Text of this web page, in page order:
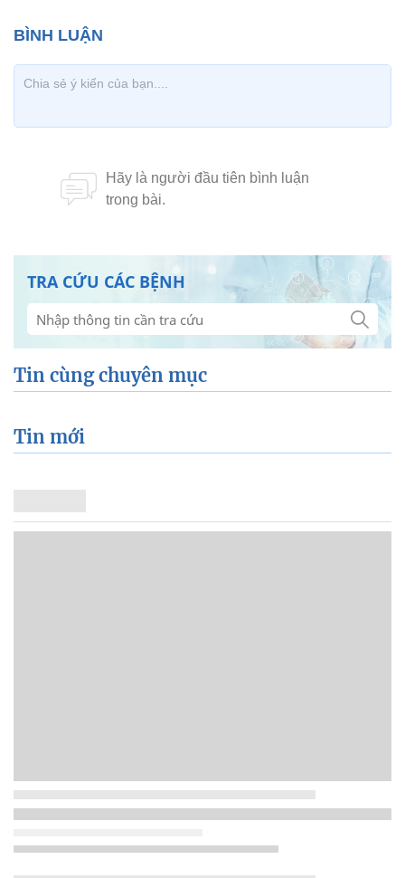
TRA CỨU CÁC BỆNH
Tin cùng chuyên mục
Tin mới